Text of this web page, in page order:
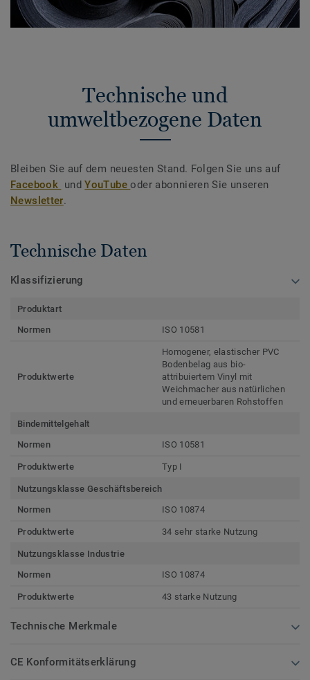
Technische und
umweltbezogene Daten
Bleiben Sie auf dem neuesten Stand. Folgen Sie uns auf
Facebook undYouTubeoder abonnieren Sie unseren
Newsletter.
Technische Daten
Klassifizierung
Produktart
Normen
ISO 10581
Produktwerte
Homogener, elastischer PVC
Bodenbelag aus bio-
attribuiertem Vinyl mit
Weichmacher aus natürlichen
und erneuerbaren Rohstoffen
Bindemittelgehalt
Normen
ISO 10581
Produktwerte Typ I
Nutzungsklasse Geschäftsbereich
Normen
ISO 10874
Produktwerte 34 sehr starke Nutzung
Nutzungsklasse Industrie
Normen
ISO 10874
Produktwerte 43 starke Nutzung
Technische Merkmale
CE Konformitätserklärung